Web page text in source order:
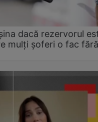
dacă rezervorul
mulți șoferi o fac